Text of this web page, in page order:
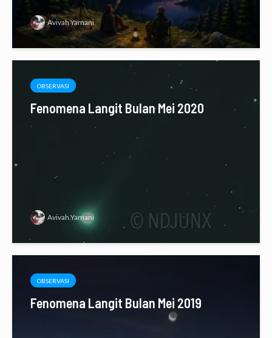
Avivah Yamani
OBSERVASI
Fenomena Langit Bulan Mei 2020
Avivah Yamani
OBSERVASI
Fenomena Langit Bulan Mei 2019